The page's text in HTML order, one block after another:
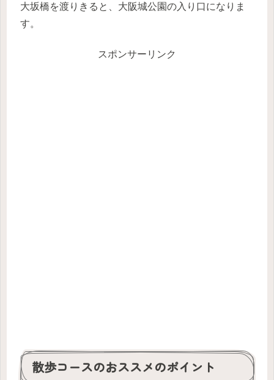
大坂橋を渡りきると、大阪城公園の入り口になりま
す。
スポンサーリンク
散歩コースのおススメのポイント